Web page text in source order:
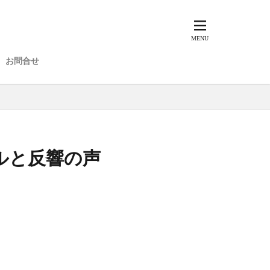
お問合せ
と反響の声